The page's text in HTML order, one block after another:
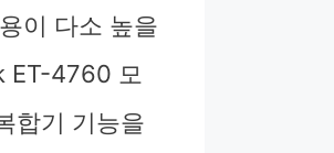
이 다소 높을
ET-4760 모
합기 기능을